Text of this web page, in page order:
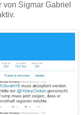
Sigmar Gabriel